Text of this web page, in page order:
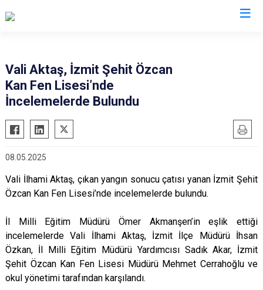
Vali Aktaş, İzmit Şehit Özcan
Kan Fen Lisesi’nde
İncelemelerde Bulundu
08.05.2025
Vali İlhami Aktaş, çıkan yangın sonucu çatısı yanan İzmit Şehit
Özcan Kan Fen Lisesi’nde incelemelerde bulundu.
İl Milli Eğitim Müdürü Ömer Akmanşen’in eşlik ettiği
incelemelerde Vali İlhami Aktaş, İzmit İlçe Müdürü İhsan
Özkan, İl Milli Eğitim Müdürü Yardımcısı Sadık Akar, İzmit
Şehit Özcan Kan Fen Lisesi Müdürü Mehmet Cerrahoğlu ve
okul yönetimi tarafından karşılandı.